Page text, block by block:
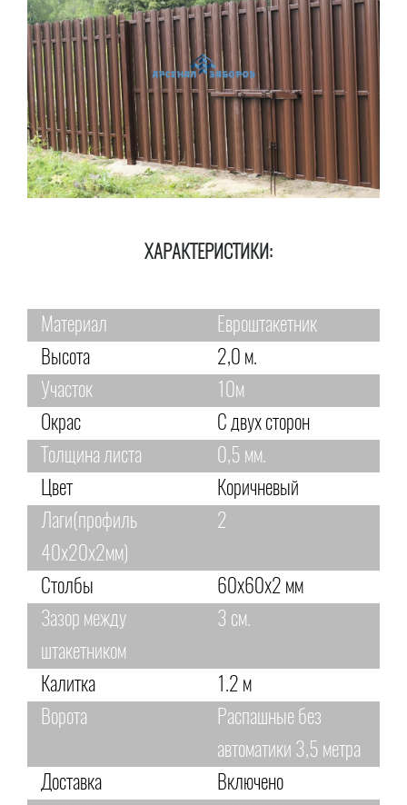
ХАРАКТЕРИСТИКИ:
Материал
Евроштакетник
Высота
2,0 м.
Участок
10м
Окрас
С двух сторон
Толщина листа
0,5 мм.
Цвет
Коричневый
Лаги(профиль
40х20х2мм)
2
Столбы
60х60х2 мм
Зазор между
штакетником
3 см.
Калитка
1.2 м
Ворота
Распашные без
автоматики 3,5 метра
Доставка
Включено